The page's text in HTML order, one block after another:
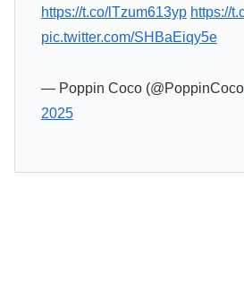
https://t.co/lTzum613yp https://
pic.twitter.com/SHBaEiqy5e
— Poppin Coco
2025